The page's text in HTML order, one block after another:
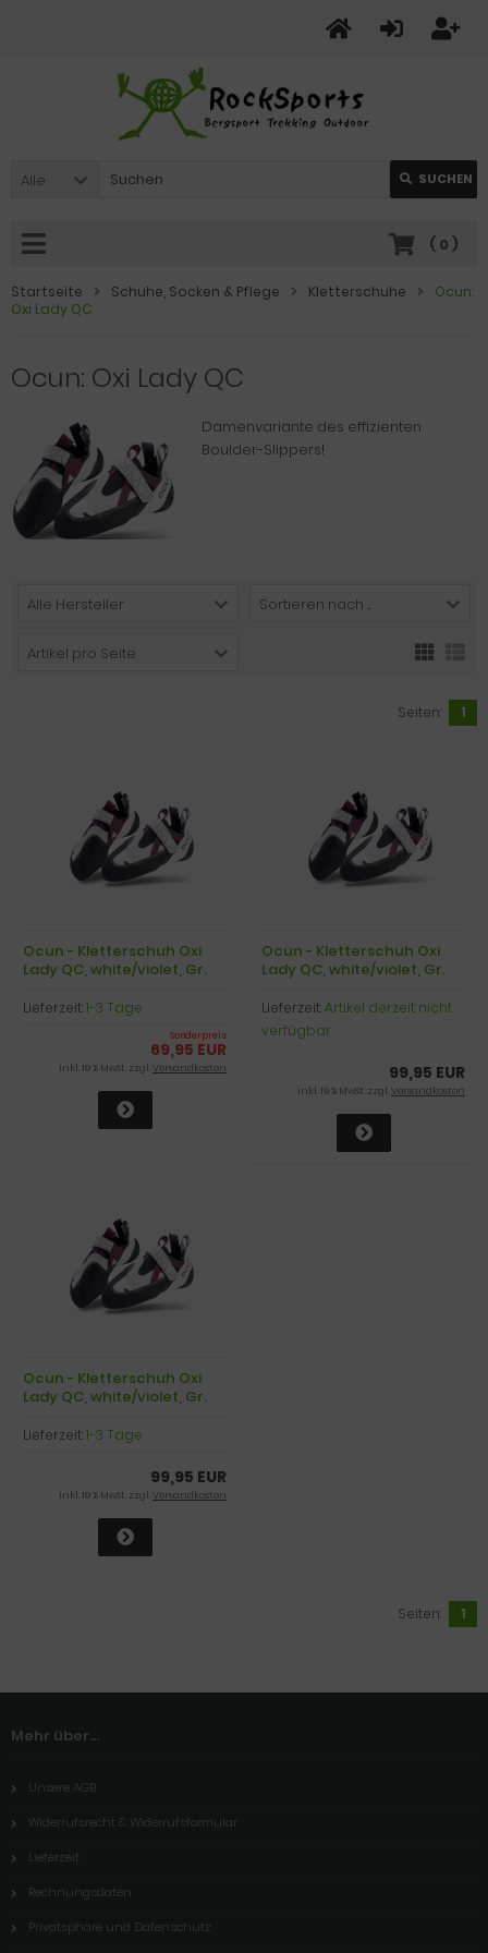
Alle SUCHEN
( 0 )
Startseite Schuhe, Socken & Pflege Kletterschuhe
Ocun:
Oxi Lady QC
Ocun: Oxi Lady QC
Damenvariante des effizienten
Boulder-Slippers!
Alle Hersteller Sortieren nach ...
Artikel pro Seite
Seiten: 1
Ocun - Kletterschuh Oxi
Lady QC, white/violet, Gr.
Lieferzeit:1-3 Tage
Sonderpreis
69,95 EUR
inkl. 19 % MwSt. zzgl.Versandkosten
Ocun - Kletterschuh Oxi
Lady QC, white/violet, Gr.
Lieferzeit:Artikel derzeit nicht
verfügbar
99,95 EUR
inkl. 19 % MwSt. zzgl.Versandkosten
Ocun - Kletterschuh Oxi
Lady QC, white/violet, Gr.
Lieferzeit:1-3 Tage
99,95 EUR
inkl. 19 % MwSt. zzgl.Versandkosten
Seiten: 1
Mehr über...
Unsere AGB
Widerrufsrecht & Widerrufsformular
Lieferzeit
Rechnungsdaten
Privatsphäre und Datenschutz